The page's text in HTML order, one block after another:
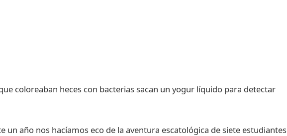
un año nos hacíamos eco de la aventura escatológica de siete estudiantes